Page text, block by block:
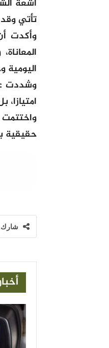
أشعة
تأتي
وأكدت
اليومية
وشددت
حقيقية
شارك